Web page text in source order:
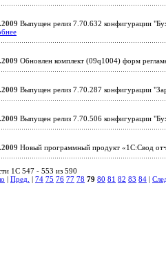
Выпущен релиз 7.70.632 конфигурации
Обновлен комплект (09q1004) форм
Выпущен релиз 7.70.287 конфигурации
Выпущен релиз 7.70.506 конфигурации
Новый программный продукт «1С:Свод
1C 547 - 553 из 590
Пред. 74 75 76 77 78 79 80 81 82 83 84